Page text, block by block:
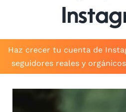
Haz crecer tu cuenta de
seguidores reales y orgánicos